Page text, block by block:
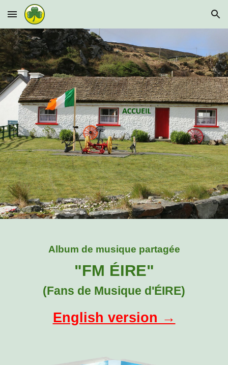
Skip to main content Skip to navigation
Album de musique partagée
"FM ÉIRE"
(Fans de Musique d'ÉIRE)
English version →